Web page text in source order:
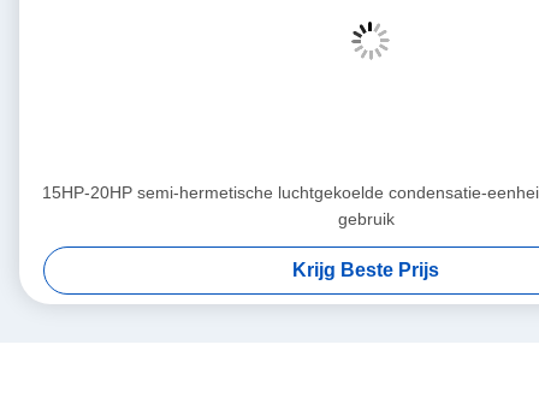
15HP-20HP semi-hermetische luchtgekoelde condensatie-
gebruik
Krijg Beste Prijs